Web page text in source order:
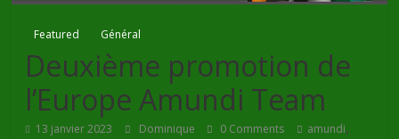
Featured Général
Deuxième promotion de
l’Europe Amundi Team
13 janvier 2023 Dominique 0 Comments amundi,